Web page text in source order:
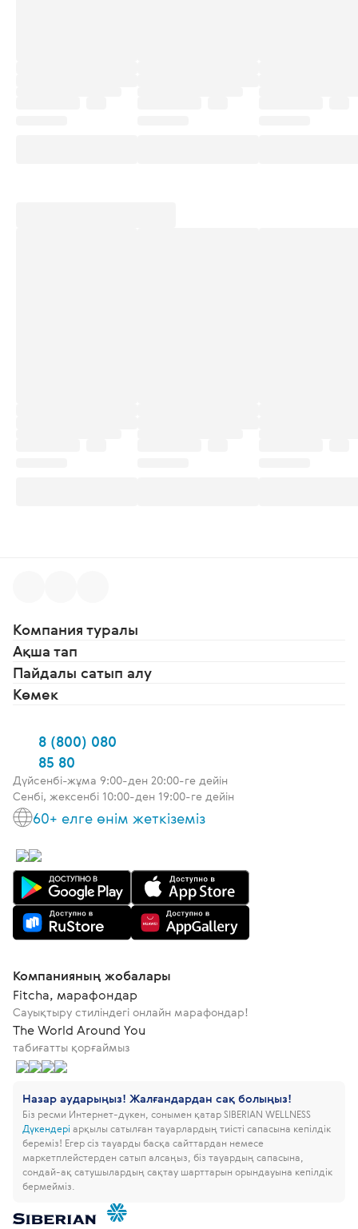
Компания туралы
Ақша тап
Пайдалы сатып алу
Көмек
8 (800) 080
85 80
Дүйсенбі-жұма 9:00-ден 20:00-ге дейін
Сенбі, жексенбі 10:00-ден 19:00-ге дейін
60+ елге өнім жеткіземіз
Компанияның жобалары
Fitcha, марафондар
Сауықтыру стиліндегі онлайн марафондар!
The World Around You
табиғатты қорғаймыз
Назар аударыңыз! Жалғандардан сақ болыңыз!
Біз ресми Интернет-дүкен, сонымен қатар SIBERIAN WELLNESS
Дүкендері арқылы сатылған тауарлардың тиісті сапасына кепілдік
береміз! Егер сіз тауарды басқа сайттардан немесе
маркетплейстерден сатып алсаңыз, біз тауардың сапасына,
сондай-ақ сатушылардың сақтау шарттарын орындауына кепілдік
бермейміз.